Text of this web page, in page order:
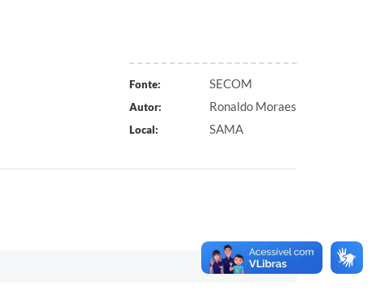
Fonte: SECOM
Autor: Ronaldo Moraes
Local: SAMA